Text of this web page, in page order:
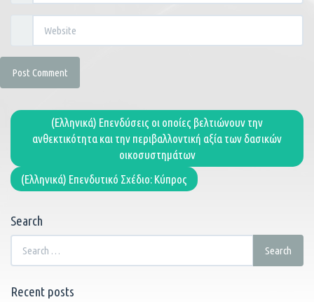
(Ελληνικά) Επενδύσεις οι οποίες βελτιώνουν την
ανθεκτικότητα και την περιβαλλοντική αξία των δασικών
οικοσυστημάτων
(Ελληνικά) Επενδυτικό Σχέδιο: Κύπρος
Search
Search
Search
Recent posts